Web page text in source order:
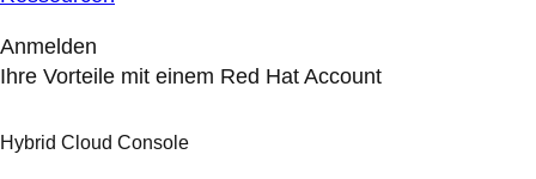
Anmelden
Ihre Vorteile mit einem Red Hat Account
Hybrid Cloud Console